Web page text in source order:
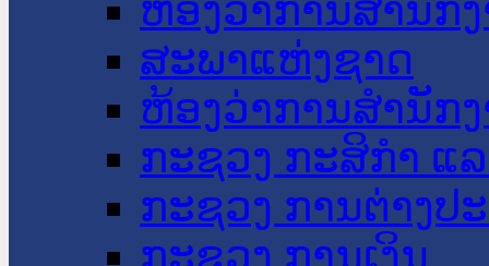
ຫ້ອງວ່າການສໍານັກ
ສະພາແຫ່ງຊາດ
ຫ້ອງວ່າການສຳນັກ
ກະຊວງ ກະສິກຳ ແ
ກະຊວງ ການຕ່າງປ
ກະຊວງ ການເງິນ